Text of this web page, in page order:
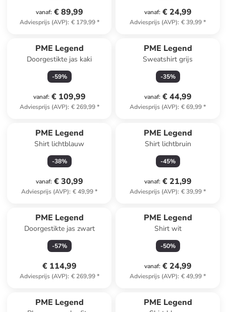
vanaf: € 89,99
Adviesprijs (AVP): € 179,99*
vanaf: € 24,99
Adviesprijs (AVP): € 39,99*
PME Legend
Doorgestikte jas kaki
-59%
vanaf: € 109,99
Adviesprijs (AVP): € 269,99*
PME Legend
Sweatshirt grijs
-35%
vanaf: € 44,99
Adviesprijs (AVP): € 69,99*
PME Legend
Shirt lichtblauw
-38%
vanaf: € 30,99
Adviesprijs (AVP): € 49,99*
PME Legend
Shirt lichtbruin
-45%
vanaf: € 21,99
Adviesprijs (AVP): € 39,99*
PME Legend
Doorgestikte jas zwart
-57%
€ 114,99
Adviesprijs (AVP): € 269,99*
PME Legend
Shirt wit
-50%
vanaf: € 24,99
Adviesprijs (AVP): € 49,99*
PME Legend PME Legend